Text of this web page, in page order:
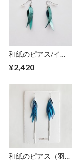
和紙のピアス/イヤ
アブルー】S
¥2,420
和紙のピアス（羽）